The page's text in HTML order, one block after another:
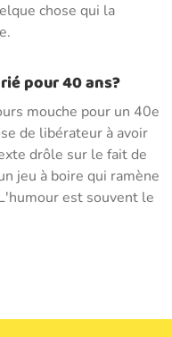
chose qui la
pour 40 ans?
mouche pour un 40e
de libérateur à avoir
drôle sur le fait de
jeu à boire qui ramène
est souvent le